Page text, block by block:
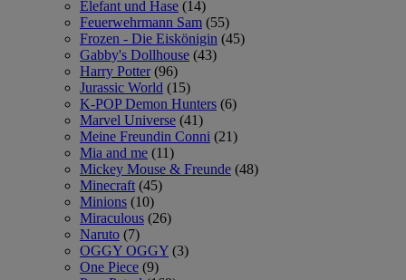
Elefant und Hase (14)
Feuerwehrmann Sam (55)
Frozen - Die Eiskönigin (45)
Gabby's Dollhouse (43)
Harry Potter (96)
Jurassic World (15)
K-POP Demon Hunters (6)
Marvel Universe (41)
Meine Freundin Conni (21)
Mia and me (11)
Mickey Mouse & Freunde (48)
Minecraft (45)
Minions (10)
Miraculous (26)
Naruto (7)
OGGY OGGY (3)
One Piece (9)